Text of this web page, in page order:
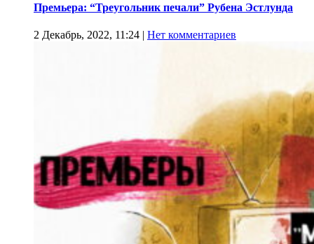
Премьера: “Треугольник печали” Рубена Эстлунда
2 Декабрь, 2022, 11:24 | Нет комментариев